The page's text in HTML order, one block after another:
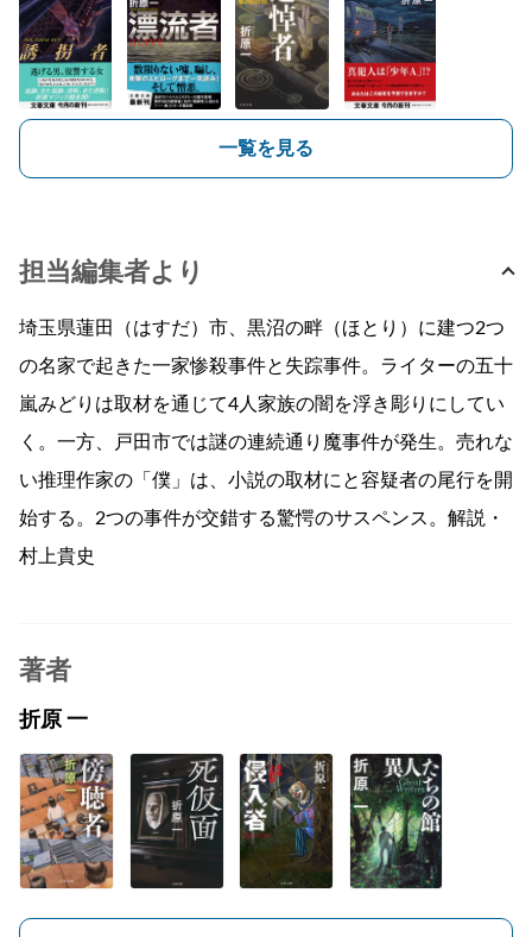
一覧を見る
担当編集者より
埼玉県蓮田（はすだ）市、黒沼の畔（ほとり）に建つ2つ
の名家で起きた一家惨殺事件と失踪事件。ライターの五十
嵐みどりは取材を通じて4人家族の闇を浮き彫りにしてい
く。一方、戸田市では謎の連続通り魔事件が発生。売れな
い推理作家の「僕」は、小説の取材にと容疑者の尾行を開
始する。2つの事件が交錯する驚愕のサスペンス。解説・
村上貴史
著者
折原 一